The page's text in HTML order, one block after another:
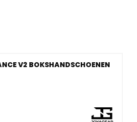
V2 BOKSHANDSCHOENEN